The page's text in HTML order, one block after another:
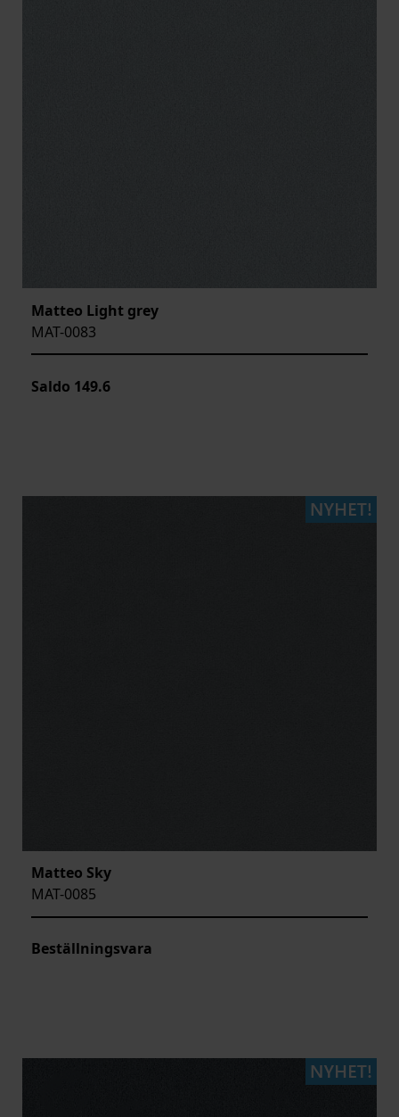
Matteo Light grey
MAT-0083
Saldo 149.6
Matteo Sky
MAT-0085
Beställningsvara